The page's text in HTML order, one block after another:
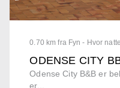
0.70 km fra Fyn - Hvor
ODENSE CITY
Odense City B&B er
er...